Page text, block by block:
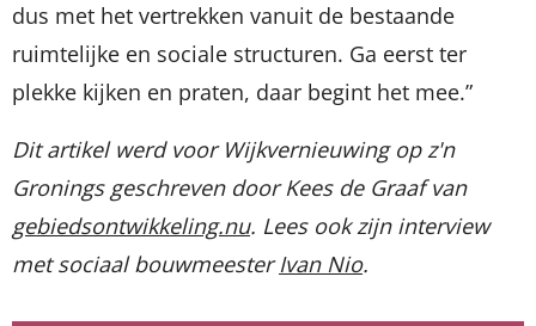
dus met het vertrekken vanuit de bestaande
ruimtelijke en sociale structuren. Ga eerst ter
plekke kijken en praten, daar begint het mee.”
Dit artikel werd voor Wijkvernieuwing op z'n
Gronings geschreven door Kees de Graaf van
gebiedsontwikkeling.nu. Lees ook zijn interview
met sociaal bouwmeesterIvan Nio.